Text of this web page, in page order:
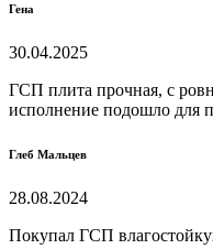
Гена
30.04.2025
ГСП плита прочная, с
исполнение подошло для
Глеб Мальцев
28.08.2024
Покупал ГСП